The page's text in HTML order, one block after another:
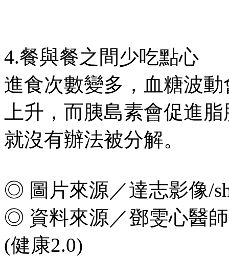
4.餐與餐之間少吃點心
進食次數變多，血糖波
上升，而胰島素會促進
就沒有辦法被分解。
◎ 圖片來源／達志影像/
◎ 資料來源／鄧雯心醫師
(健康2.0)